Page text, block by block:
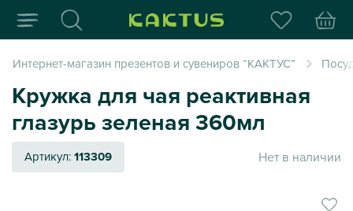
Интернет-магазин
Интернет-магазин презентов и сувениров “КАКТУС”
Кружка для чая реактивная
глазурь зеленая 360мл
Артикул:113309 Нет в наличии